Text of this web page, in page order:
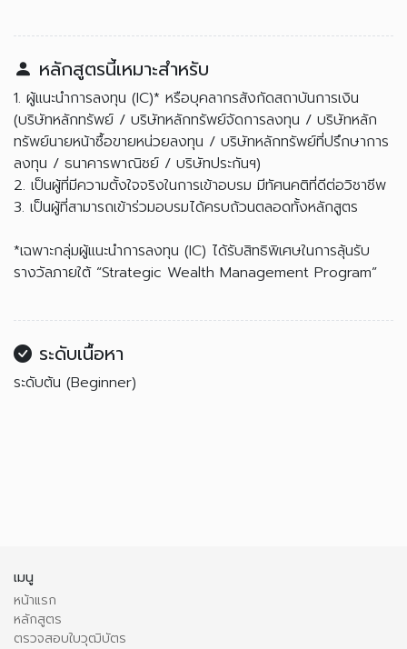
หลักสูตรนี้เหมาะสำหรับ
1. ผู้แนะนำการลงทุน (IC)* หรือบุคลากรสังกัดสถาบันการเงิน
(บริษัทหลักทรัพย์ / บริษัทหลักทรัพย์จัดการลงทุน / บริษัทหลัก
ทรัพย์นายหน้าซื้อขายหน่วยลงทุน / บริษัทหลักทรัพย์ที่ปรึกษาการ
ลงทุน / ธนาคารพาณิชย์ / บริษัทประกันฯ)
2. เป็นผู้ที่มีความตั้งใจจริงในการเข้าอบรม มีทัศนคติที่ดีต่อวิชาชีพ
3. เป็นผู้ที่สามารถเข้าร่วมอบรมได้ครบถ้วนตลอดทั้งหลักสูตร
*เฉพาะกลุ่มผู้แนะนำการลงทุน (IC) ได้รับสิทธิพิเศษในการลุ้นรับ
รางวัลภายใต้ “Strategic Wealth Management Program”
ระดับเนื้อหา
ระดับต้น (Beginner)
เมนู
หน้าแรก
หลักสูตร
ตรวจสอบใบวุฒิบัตร